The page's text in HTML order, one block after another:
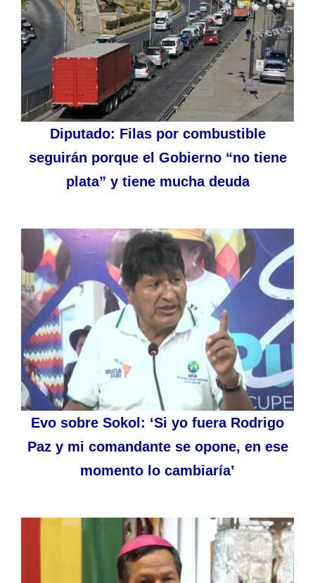
Diputado: Filas por combustible
seguirán porque el Gobierno “no tiene
plata” y tiene mucha deuda
Evo sobre Sokol: ‘Si yo fuera Rodrigo
Paz y mi comandante se opone, en ese
momento lo cambiaría’